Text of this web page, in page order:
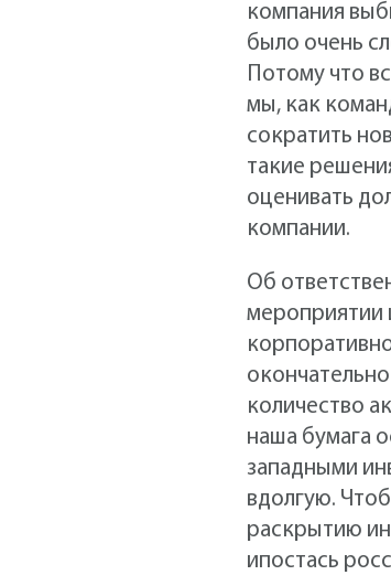
компания
было очень
Потому что
мы, как
сократить
такие
оценивать
компании.
Об
мероприятии
количество
наша бумага
западными
вдолгую.
раскрытию
ипостась